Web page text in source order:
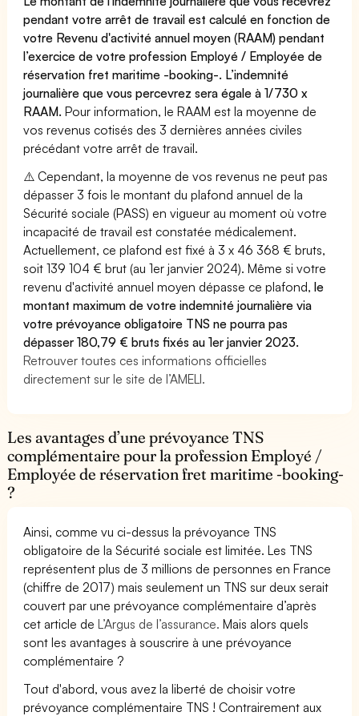
pendant votre arrêt de travail est calculé en fonction de
votre Revenu d'activité annuel moyen (RAAM) pendant
l’exercice de votre profession Employé / Employée de
réservation fret maritime -booking-. L’indemnité
journalière que vous percevrez sera égale à 1/730 x
RAAM. Pour information, le RAAM est la moyenne de
vos revenus cotisés des 3 dernières années civiles
précédant votre arrêt de travail.
⚠️ Cependant, la moyenne de vos revenus ne peut pas
dépasser 3 fois le montant du plafond annuel de la
Sécurité sociale (PASS) en vigueur au moment où votre
incapacité de travail est constatée médicalement.
Actuellement, ce plafond est fixé à 3 x 46 368 € bruts,
soit 139 104 € brut (au 1er janvier 2024). Même si votre
revenu d'activité annuel moyen dépasse ce plafond,le
montant maximum de votre indemnité journalière via
votre prévoyance obligatoire TNS ne pourra pas
dépasser 180,79 € bruts fixés au 1er janvier 2023.
Retrouver toutes ces informations officielles
directement sur le site de l’AMELI.
Les avantages d’une prévoyance TNS
complémentaire pour la profession Employé /
Employée de réservation fret maritime -booking-
?
Ainsi, comme vu ci-dessus la prévoyance TNS
obligatoire de la Sécurité sociale est limitée. Les TNS
représentent plus de 3 millions de personnes en France
(chiffre de 2017) mais seulement un TNS sur deux serait
couvert par une prévoyance complémentaire d’après
cet article deL’Argus de l’assurance. Mais alors quels
sont les avantages à souscrire à une prévoyance
complémentaire ?
Tout d'abord, vous avez la liberté de choisir votre
prévoyance complémentaire TNS ! Contrairement aux